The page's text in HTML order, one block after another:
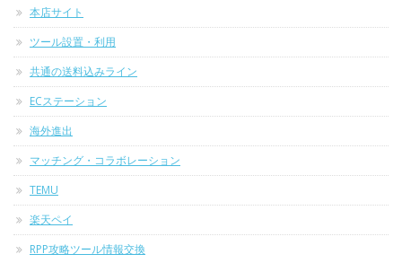
本店サイト
ツール設置・利用
共通の送料込みライン
ECステーション
海外進出
マッチング・コラボレーション
TEMU
楽天ペイ
RPP攻略ツール情報交換